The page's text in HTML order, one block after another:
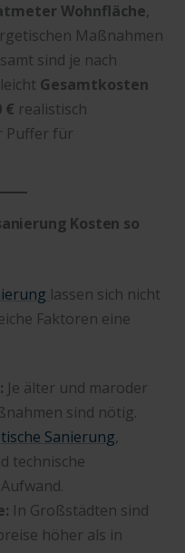
Wohnfläche,
Maßnahmen
sind je nach
Gesamtkosten
€ realistisch
Puffer für
Kosten so
lassen sich nicht
Faktoren eine
Je älter und maroder
sind nötig.
Sanierung,
technische
In Großstädten sind
höher als in